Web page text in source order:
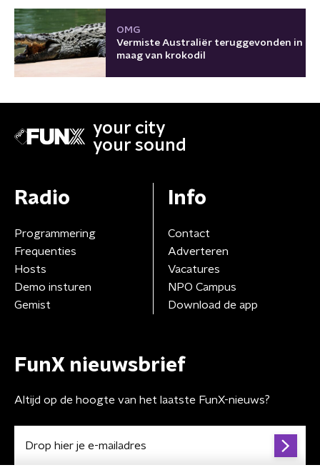
OMG
Vermiste Australiër teruggevonden in
maag van krokodil
your city
your sound
Radio
Programmering
Frequenties
Hosts
Demo insturen
Gemist
Info
Contact
Adverteren
Vacatures
NPO Campus
Download de app
FunX nieuwsbrief
Altijd op de hoogte van het laatste FunX-nieuws?